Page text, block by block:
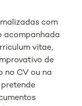
com
acompanhada
vitae,
de
no CV ou na